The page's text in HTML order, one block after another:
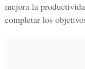
mejora la
completar los